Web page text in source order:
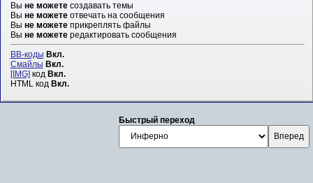
Вы не можетесоздавать темы
Вы не можетеотвечать на сообщения
Вы не можетеприкреплять файлы
Вы не можетередактировать сообщения
BB-коды Вкл.
Смайлы Вкл.
[IMG] код Вкл.
HTML код Вкл.
Быстрый переход